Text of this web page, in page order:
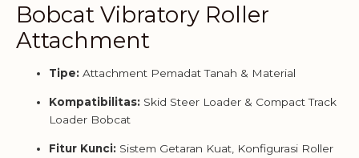
Bobcat Vibratory Roller
Attachment
Tipe: Attachment Pemadat Tanah & Material
Kompatibilitas: Skid Steer Loader & Compact Track
Loader Bobcat
Fitur Kunci: Sistem Getaran Kuat, Konfigurasi Roller